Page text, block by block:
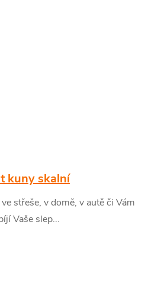
kuny skalní
střeše, v domě, v autě či Vám
Vaše slep...